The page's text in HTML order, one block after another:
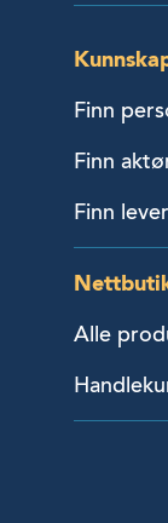
Finn
Finn
Finn
Alle